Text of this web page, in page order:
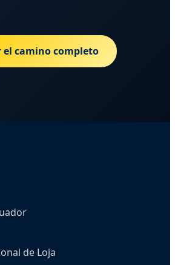
el camino completo
de Loja